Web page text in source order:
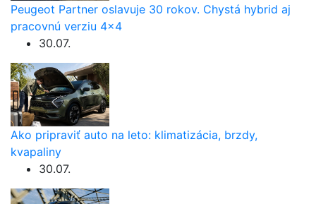
Peugeot Partner oslavuje 30 rokov. Chystá hybrid aj
pracovnú verziu 4×4
30.07.
Ako pripraviť auto na leto: klimatizácia, brzdy,
kvapaliny
30.07.